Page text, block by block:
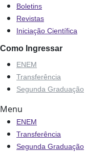
Boletins
Revistas
Iniciação Científica
Como Ingressar
ENEM
Transferência
Segunda Graduação
Menu
ENEM
Transferência
Segunda Graduação